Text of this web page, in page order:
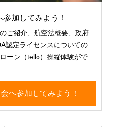
加してみよう！
ご紹介、航空法概要、政府
認定ライセンスについての
ーン（tello）操縦体験がで
へ参加してみよう！